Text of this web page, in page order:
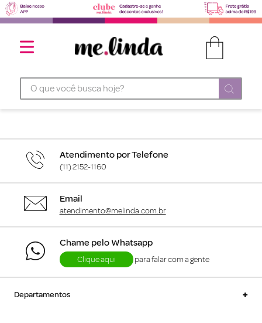
O que você busca hoje?
Atendimento por Telefone
(11) 2152-1160
Email
atendimento@melinda.com.br
Chame pelo Whatsapp
Clique aqui para falar com a gente
Departamentos +